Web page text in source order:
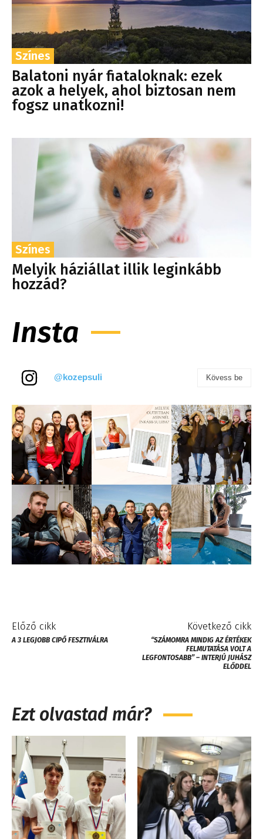
Színes
Balatoni nyár fiataloknak: ezek
azok a helyek, ahol biztosan nem
fogsz unatkozni!
Színes
Melyik háziállat illik leginkább
hozzád?
Insta
@kozepsuli Kövess be
Előző cikk
A 3 LEGJOBB CIPŐ FESZTIVÁLRA
Következő cikk
“SZÁMOMRA MINDIG AZ ÉRTÉKEK
FELMUTATÁSA VOLT A
LEGFONTOSABB” – INTERJÚ JUHÁSZ
ELŐDDEL
Ezt olvastad már?